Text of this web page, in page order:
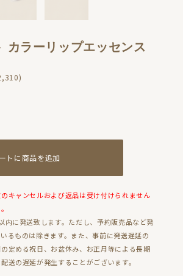
カラーリップエッセンス
)
トに商品を追加
キャンセルおよび返品は受け付けられません
内に発送致します。ただし、予約販売品など発
るものは除きます。また、事前に発送遅延の
定める祝日、お盆休み、お正月等による長期
送の遅延が発生することがございます。